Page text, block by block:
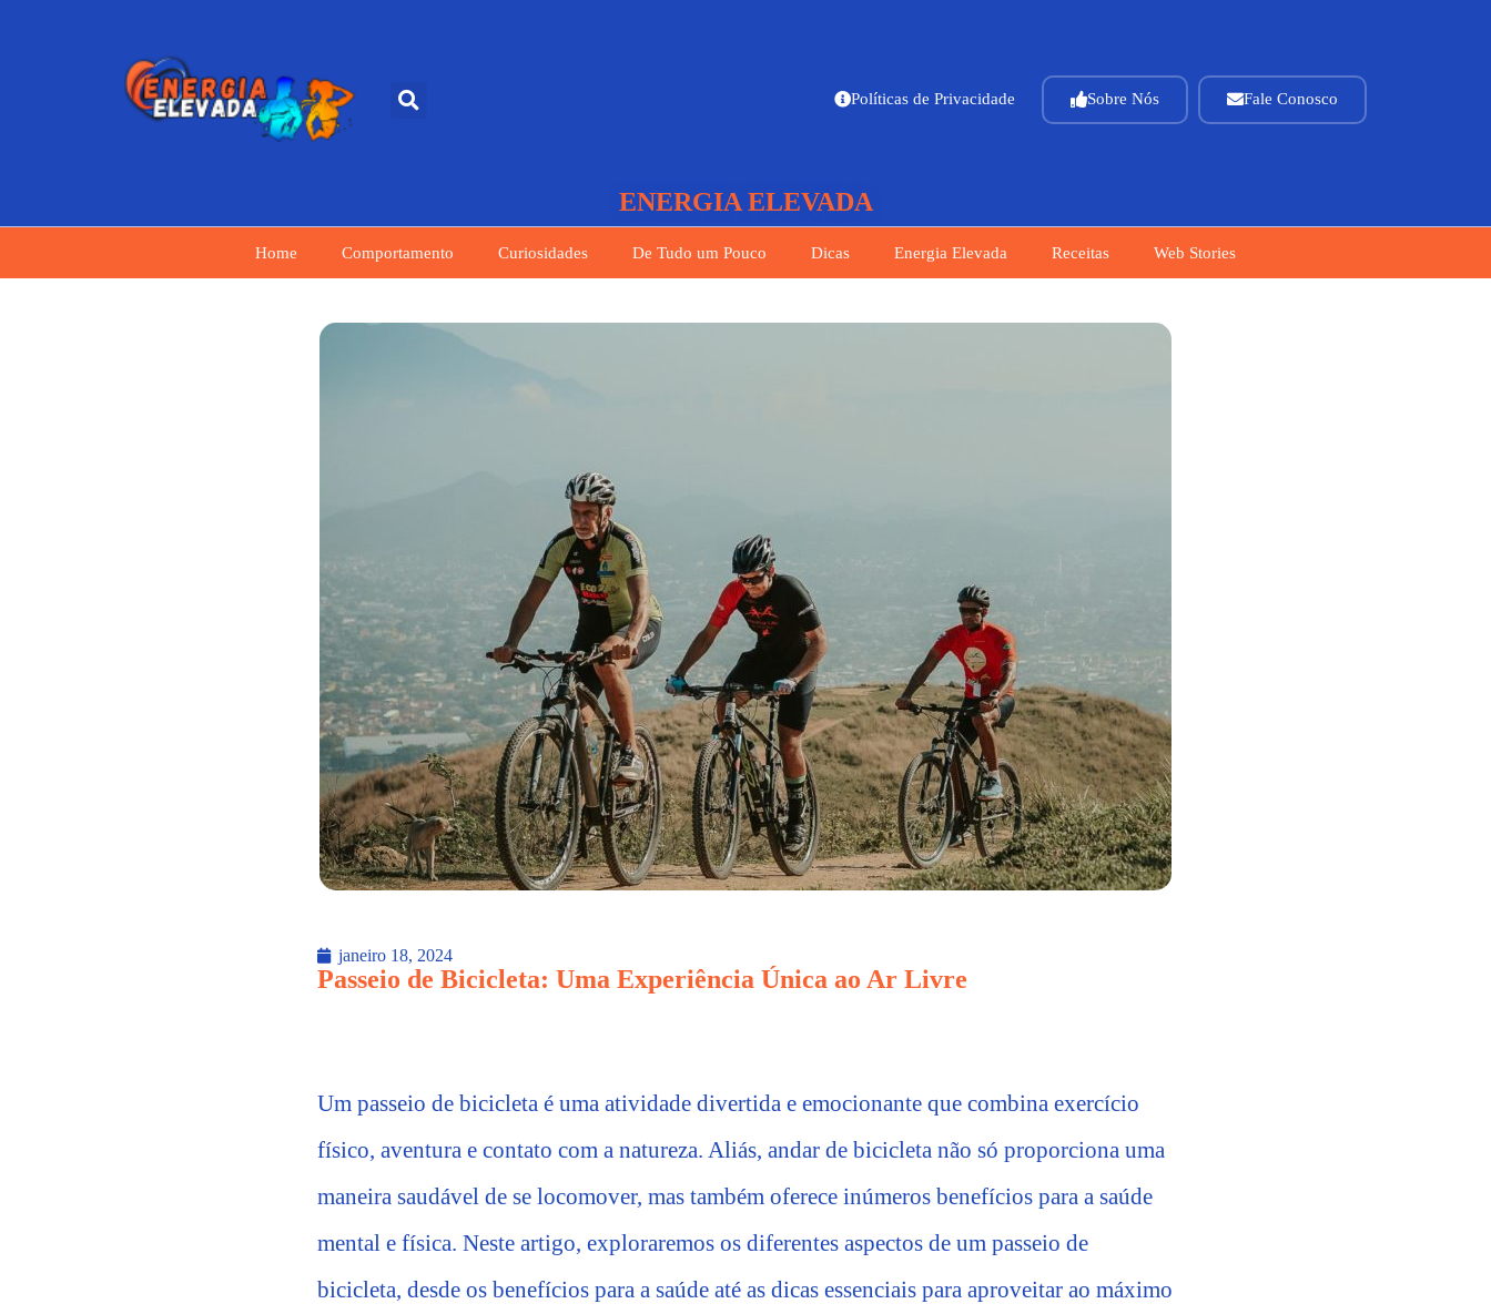
Políticas de Privacidade Sobre Nós Fale Conosco
ENERGIA ELEVADA
Home Comportamento Curiosidades De Tudo um Pouco Dicas Energia Elevada Receitas Web Stories
janeiro 18, 2024
Passeio de Bicicleta: Uma Experiência Única ao Ar Livre
Um passeio de bicicleta é uma atividade divertida e emocionante que combina exercício
físico, aventura e contato com a natureza. Aliás, andar de bicicleta não só proporciona uma
maneira saudável de se locomover, mas também oferece inúmeros benefícios para a saúde
mental e física. Neste artigo, exploraremos os diferentes aspectos de um passeio de
bicicleta, desde os benefícios para a saúde até as dicas essenciais para aproveitar ao máximo